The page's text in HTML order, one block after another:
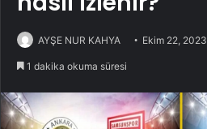
AYŞE NUR KAHYA Ekim 22, 2023
1 dakika okuma süresi